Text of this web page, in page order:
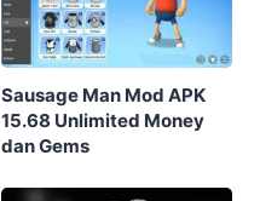
Sausage Man Mod APK
15.68 Unlimited Money
dan Gems